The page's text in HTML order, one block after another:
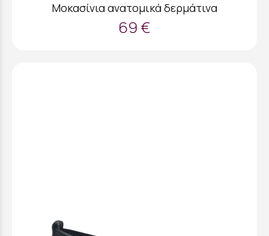
Μοκασίνια ανατομικά δερμάτινα
69 €